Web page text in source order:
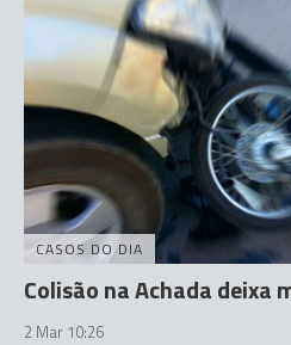
CASOS DO DIA
Colisão na Achada
2 Mar 10:26